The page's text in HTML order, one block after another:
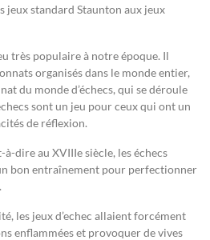
jeux standard Staunton aux jeux
très populaire à notre époque. Il
organisés dans le monde entier,
du monde d’échecs, qui se déroule
sont un jeu pour ceux qui ont un
de réflexion.
à-dire au XVIIIe siècle, les échecs
bon entraînement pour perfectionner
les jeux d’echec allaient forcément
enflammées et provoquer de vives